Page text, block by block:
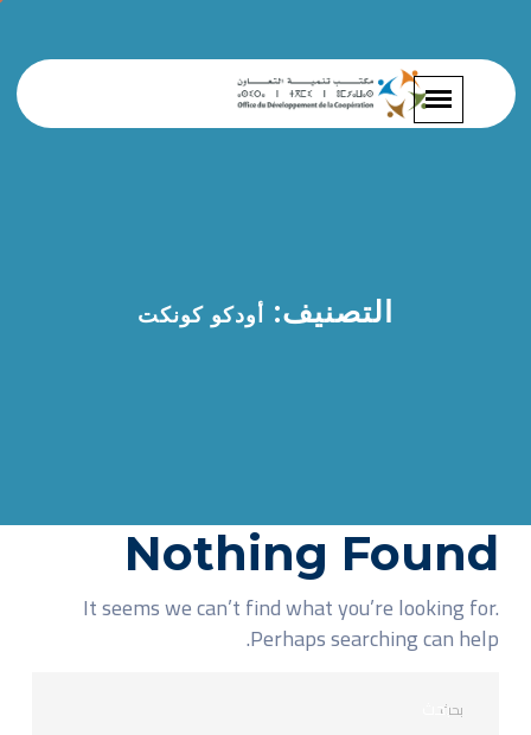
التصنيف: أودكو كونكت
Nothing Found
It seems we can’t find what you’re looking for.
Perhaps searching can help.